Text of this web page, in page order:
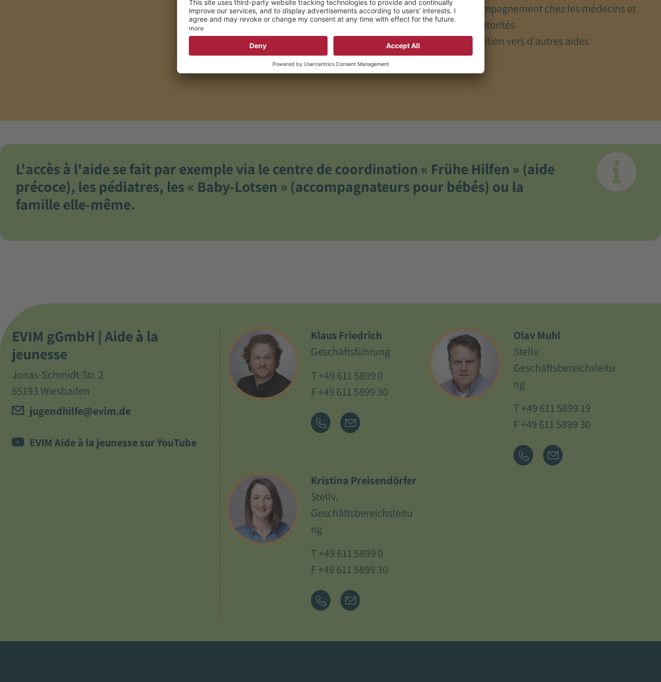
des situations de vie difficiles
Promotion d'un lien mère-enfant sain
Observation du développement physique
et émotionnel du nourrisson
Accompagnement chez les médecins et
les autorités
Transition vers d'autres aides
L'accès à l'aide se fait par exemple via le centre de coordination « Frühe Hilfen » (aide
précoce), les pédiatres, les « Baby-Lotsen » (accompagnateurs pour bébés) ou la
famille elle-même.
EVIM gGmbH | Aide à la
jeunesse
Jonas-Schmidt-Str. 2
65193 Wiesbaden
jugendhilfe@evim.de
EVIM Aide à la jeunesse sur YouTube
Klaus Friedrich
Geschäftsführung
T +49 611 5899 0
F +49 611 5899 30
Olav Muhl
Stellv.
Geschäftsbereichsleitu
ng
T +49 611 5899 19
F +49 611 5899 30
Kristina Preisendörfer
Stellv.
Geschäftsbereichsleitu
ng
T +49 611 5899 0
F +49 611 5899 30